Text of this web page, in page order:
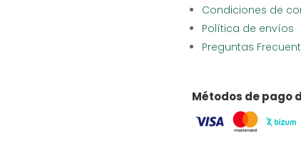
Condiciones de
Política de envíos
Preguntas
Métodos de pago